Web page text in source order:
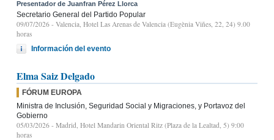
Presentador de Juanfran Pérez Llorca
Secretario General del Partido Popular
09/07/2026 - Valencia, Hotel Las Arenas de Valencia (Eugènia Viñes, 22, 24) 9.00
horas
Información del evento
Elma Saiz Delgado
FÓRUM EUROPA
Ministra de Inclusión, Seguridad Social y Migraciones, y Portavoz del
Gobierno
05/03/2026 - Madrid, Hotel Mandarin Oriental Ritz (Plaza de la Lealtad, 5) 9:00
horas